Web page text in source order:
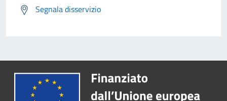
Segnala disservizio